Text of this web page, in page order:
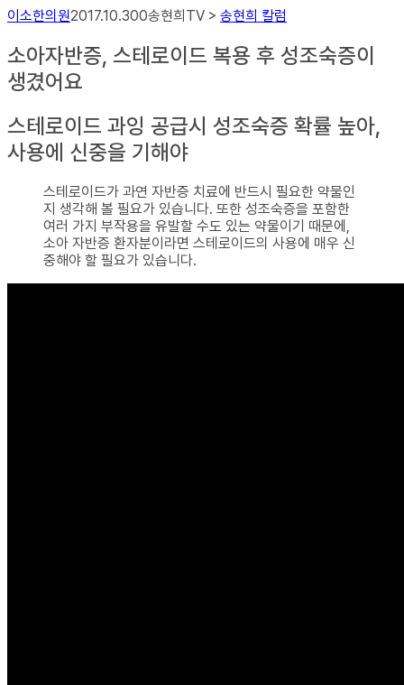
이소한의원2017.10.300송현희TV > 송현희 칼럼
소아자반증, 스테로이드 복용 후 성조숙증이
생겼어요
스테로이드 과잉 공급시 성조숙증 확률 높아,
사용에 신중을 기해야
스테로이드가 과연 자반증 치료에 반드시 필요한 약물인
지 생각해 볼 필요가 있습니다. 또한 성조숙증을 포함한
여러 가지 부작용을 유발할 수도 있는 약물이기 때문에,
소아 자반증 환자분이라면 스테로이드의 사용에 매우 신
중해야 할 필요가 있습니다.